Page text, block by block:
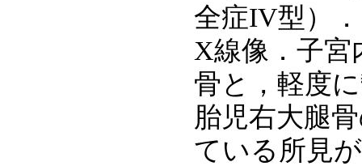
全症IV型）
X線像．子宮
骨と，軽度
胎児右大腿
ている所見